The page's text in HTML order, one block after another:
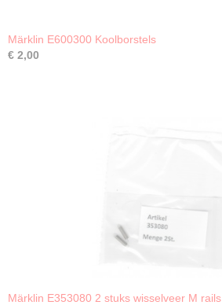
Märklin E600300 Koolborstels
€ 2,00
Märklin E353080 2 stuks wisselveer M rails